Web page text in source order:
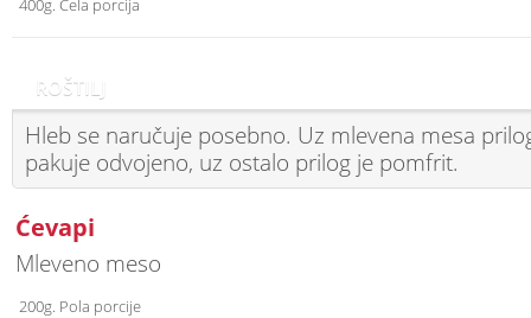
400g. Cela porcija
ROŠTILJ
Hleb se naručuje posebno. Uz mlevena mesa
pakuje odvojeno, uz ostalo prilog je pomfrit.
Ćevapi
Mleveno meso
200g. Pola porcije